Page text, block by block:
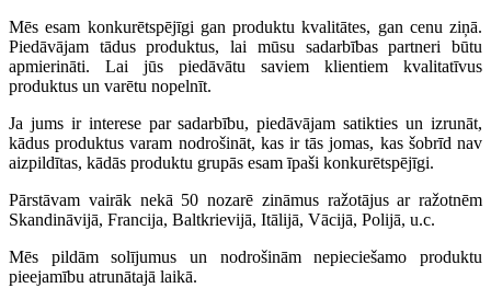
Mēs esam konkurētspējīgi gan produktu kvalitātes, gan cenu ziņā.
Piedāvājam tādus produktus, lai mūsu sadarbības partneri būtu
apmierināti. Lai jūs piedāvātu saviem klientiem kvalitatīvus
produktus un varētu nopelnīt.
Ja jums ir interese par sadarbību, piedāvājam satikties un izrunāt,
kādus produktus varam nodrošināt, kas ir tās jomas, kas šobrīd nav
aizpildītas, kādās produktu grupās esam īpaši konkurētspējīgi.
Pārstāvam vairāk nekā 50 nozarē zināmus ražotājus ar ražotnēm
Skandināvijā, Francija, Baltkrievijā, Itālijā, Vācijā, Polijā, u.c.
Mēs pildām solījumus un nodrošinām nepieciešamo produktu
pieejamību atrunātajā laikā.